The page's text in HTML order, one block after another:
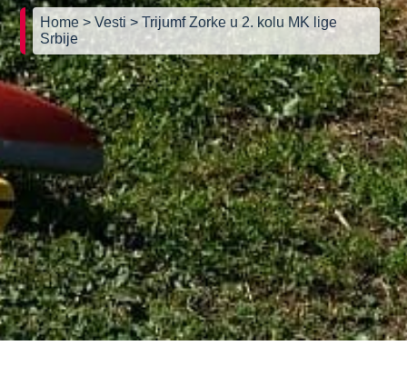
Home> Vesti> Trijumf Zorke u 2. kolu MK lige
Srbije